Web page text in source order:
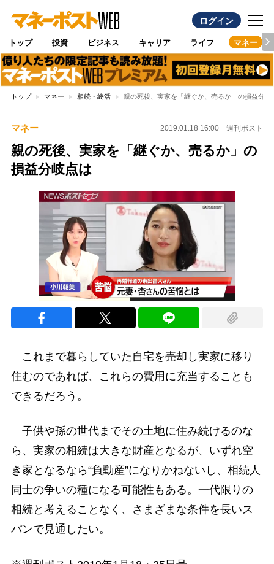
ログイン
トップ 投資 ビジネス キャリア ライフ マネー
トップ マネー 相続・終活 親の死後、実家を「継ぐか、売るか」の損益分岐
マネー 2019.01.18 16:00 週刊ポスト
親の死後、実家を「継ぐか、売るか」の
損益分岐点は
これまで暮らしていた自宅を売却し実家に移り
住むのであれば、これらの費用に充当することも
できるだろう。
子供や孫の世代までその土地に住み続けるのな
ら、実家の相続は大きな財産となるが、いずれ空
き家となるなら“負動産”になりかねないし、相続人
同士の争いの種になる可能性もある。一代限りの
相続と考えることなく、さまざまな条件を長いス
パンで見通したい。